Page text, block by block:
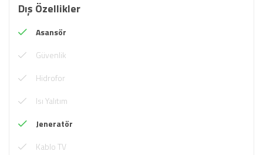
Dış Özellikler
Asansör
Güvenlik
Hidrofor
Isı Yalıtım
Jeneratör
Kablo TV